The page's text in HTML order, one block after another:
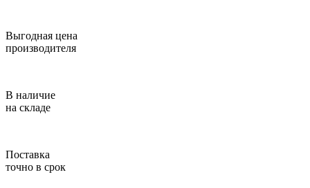
Выгодная цена
производителя
В наличие
на складе
Поставка
точно в срок